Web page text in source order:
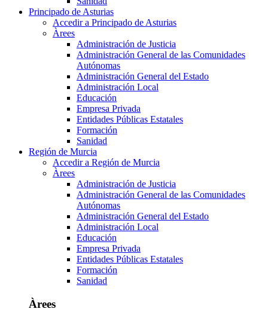
Principado de Asturias
Accedir a Principado de Asturias
Àrees
Administración de Justicia
Administración General de las Comunidades
Autónomas
Administración General del Estado
Administración Local
Educación
Empresa Privada
Entidades Públicas Estatales
Formación
Sanidad
Región de Murcia
Accedir a Región de Murcia
Àrees
Administración de Justicia
Administración General de las Comunidades
Autónomas
Administración General del Estado
Administración Local
Educación
Empresa Privada
Entidades Públicas Estatales
Formación
Sanidad
Àrees